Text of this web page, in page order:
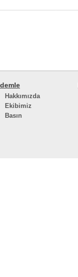
demle
Hakkımızda
Ekibimiz
Basın